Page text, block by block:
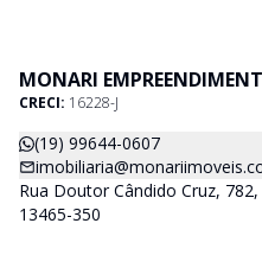
MONARI
CRECI: 16228-J
(19) 99644-0607
Rua Doutor Cândido Cruz,
13465-350